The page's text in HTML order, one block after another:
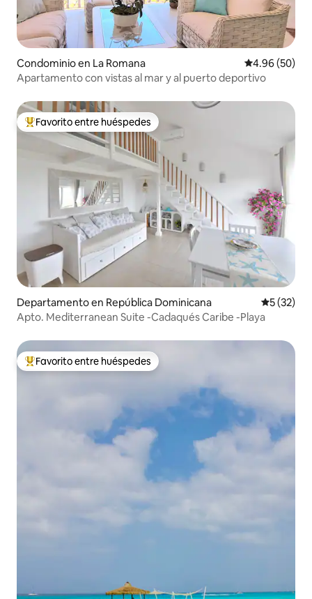
Condominio en La Romana Calificación
4.96 (50)
Apartamento con vistas al mar y al puerto deportivo
De los mejores en Favorito entre huéspedes
Favorito entre huéspedes
Departamento en República Dominicana
5 (32)
Apto. Mediterranean Suite -Cadaqués Caribe -Playa
De los mejores en Favorito entre huéspedes
Favorito entre huéspedes